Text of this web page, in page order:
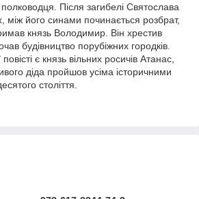
Після загибелі Святослава
між його синами починається розбрат,
князь Володимир. Він хрестив
будівництво порубіжних городків.
є князь вільних росичів Атанас,
діда пройшов усіма історичними
століття.